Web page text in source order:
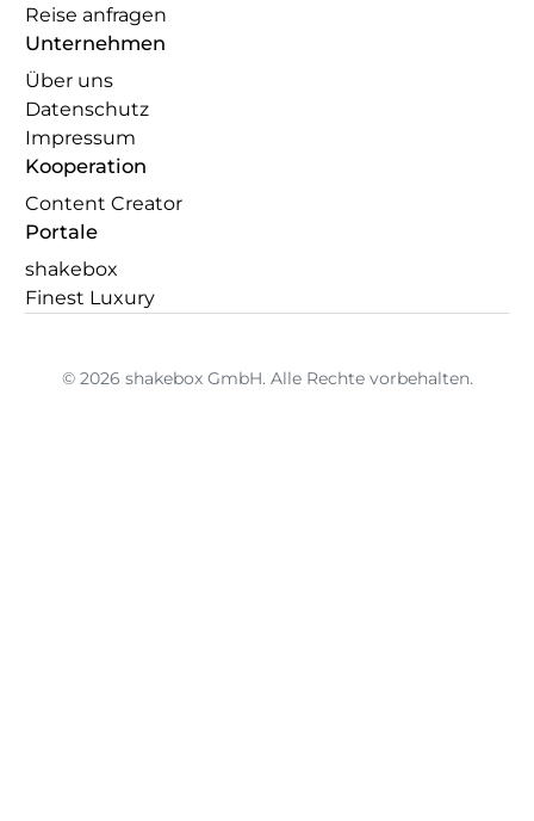
Reise anfragen
Unternehmen
Über uns
Datenschutz
Impressum
Kooperation
Content Creator
Portale
shakebox
Finest Luxury
© 2026 shakebox GmbH. Alle Rechte vorbehalten.